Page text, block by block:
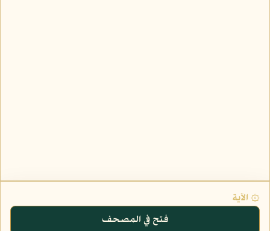
۞ الآية
فتح في المصحف